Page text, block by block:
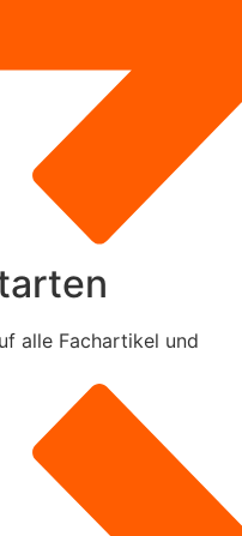
alle Fachartikel und